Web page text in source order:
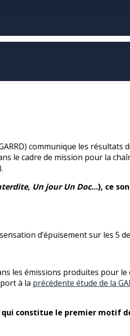
communique les résultats
le cadre de mission pour la
, Un jour Un Doc…), ce
d’épuisement sur les 5
les émissions produites pour
à la précédente étude de la
qui constitue le premier motif